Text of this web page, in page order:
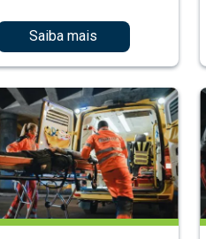
Saiba mais